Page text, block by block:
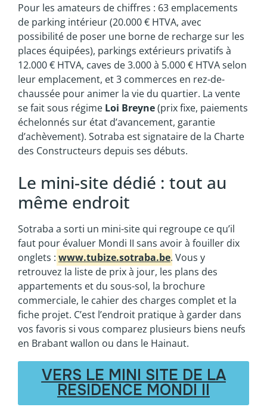
Pour les amateurs de chiffres : 63 emplacements
de parking intérieur (20.000 € HTVA, avec
possibilité de poser une borne de recharge sur les
places équipées), parkings extérieurs privatifs à
12.000 € HTVA, caves de 3.000 à 5.000 € HTVA selon
leur emplacement, et 3 commerces en rez-de-
chaussée pour animer la vie du quartier. La vente
se fait sous régime Loi Breyne(prix fixe, paiements
échelonnés sur état d’avancement, garantie
d’achèvement). Sotraba est signataire de la Charte
des Constructeurs depuis ses débuts.
Le mini-site dédié : tout au
même endroit
Sotraba a sorti un mini-site qui regroupe ce qu’il
faut pour évaluer Mondi II sans avoir à fouiller dix
onglets : www.tubize.sotraba.be. Vous y
retrouvez la liste de prix à jour, les plans des
appartements et du sous-sol, la brochure
commerciale, le cahier des charges complet et la
fiche projet. C’est l’endroit pratique à garder dans
vos favoris si vous comparez plusieurs biens neufs
en Brabant wallon ou dans le Hainaut.
VERS LE MINI SITE DE LA
RESIDENCE MONDI II